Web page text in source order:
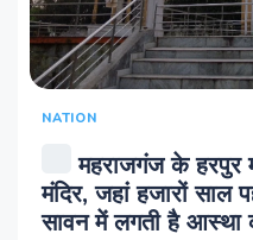
NATION
महराजगंज के हरपुर
मंदिर, जहां हजारों
सावन में लगती है आस्था